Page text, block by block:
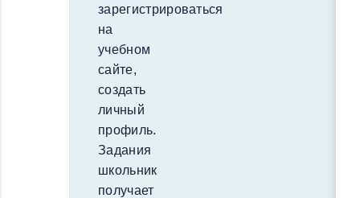
зарегистрироваться
на
учебном
сайте,
создать
личный
профиль.
Задания
школьник
получает